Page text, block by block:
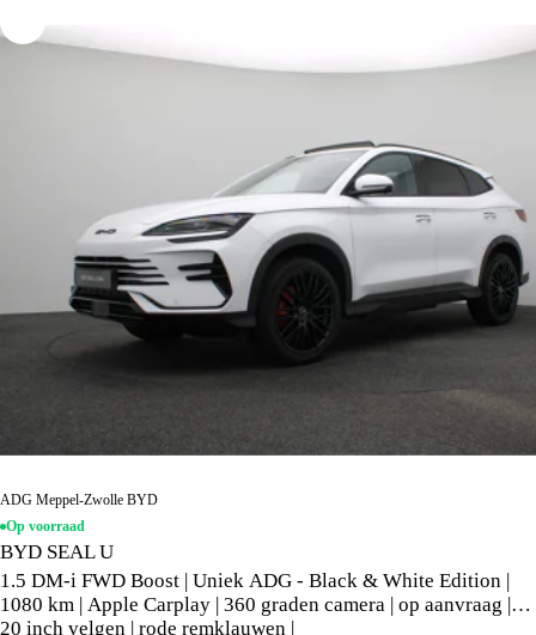
ADG Meppel-Zwolle BYD
Op voorraad
BYD SEAL U
1.5 DM-i FWD Boost | Uniek ADG - Black & White Edition |
1080 km | Apple Carplay | 360 graden camera | op aanvraag |
20 inch velgen | rode remklauwen |